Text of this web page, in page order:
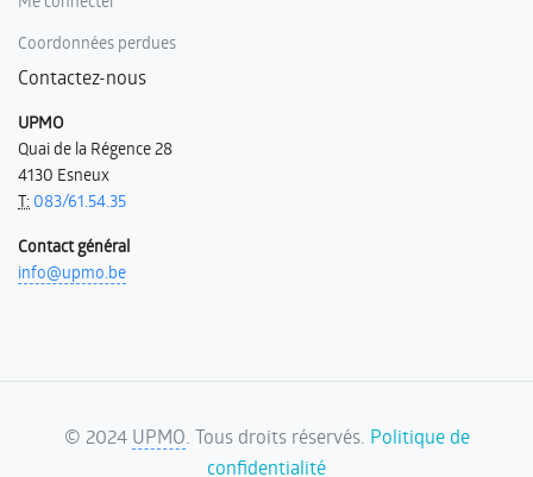
Coordonnées perdues
Contactez-nous
UPMO
Quai de la Régence 28
4130 Esneux
T: 083/61.54.35
Contact général
info@upmo.be
© 2024 UPMO . Tous droits réservés. Politique de
confidentialité